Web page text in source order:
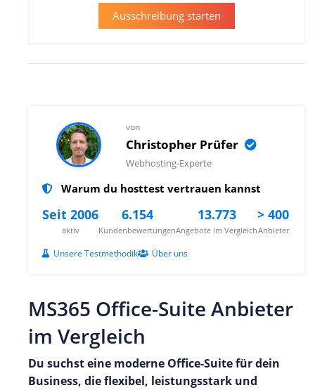
Ausschreibung starten
von
Christopher Prüfer
Webhosting-Experte
Warum du hosttest vertrauen kannst
Seit 2006
aktiv
6.154
Kundenbewertungen
13.773
Angebote im Vergleich
> 400
Anbieter
Unsere Testmethodik Über uns
MS365 Office-Suite Anbieter
im Vergleich
Du suchst eine moderne Office-Suite für dein
Business, die flexibel, leistungsstark und